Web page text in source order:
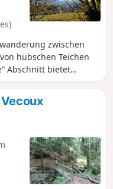
zwischen
hübschen Teichen
Abschnitt bietet
Anhöhen.Die
wohlverdienten
die Angelteiche ein.